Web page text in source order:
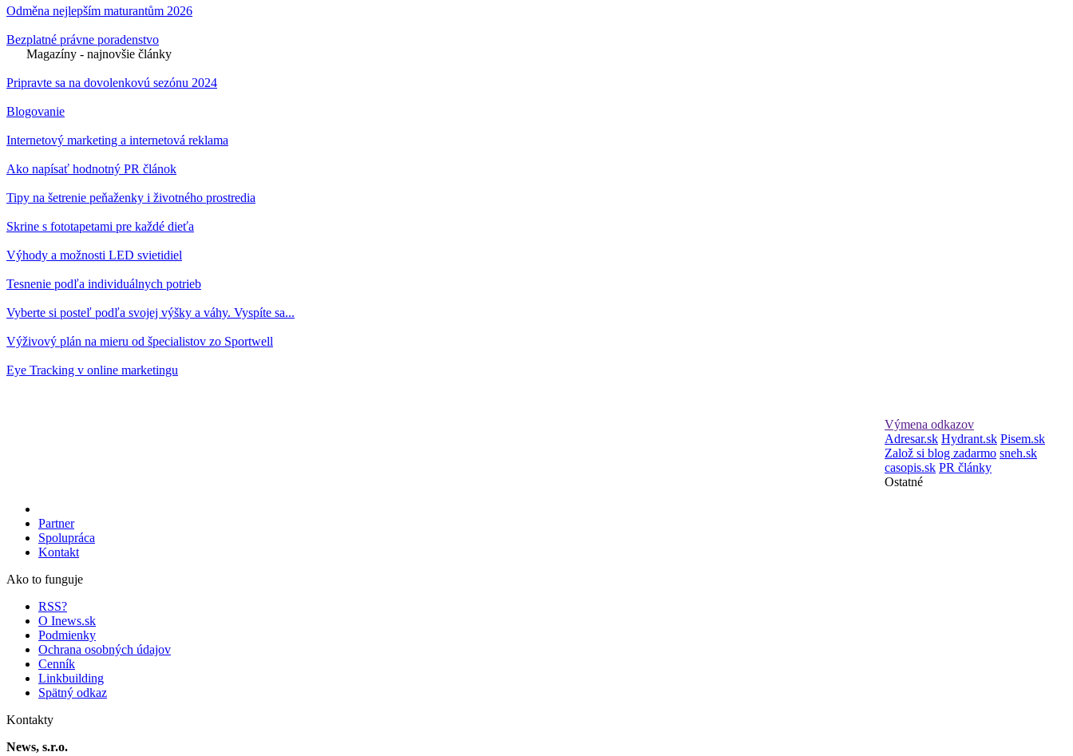
Odměna nejlepším maturantům 2026
Bezplatné právne poradenstvo
Magazíny - najnovšie články
Pripravte sa na dovolenkovú sezónu 2024
Blogovanie
Internetový marketing a internetová reklama
Ako napísať hodnotný PR článok
Tipy na šetrenie peňaženky i životného prostredia
Skrine s fototapetami pre každé dieťa
Výhody a možnosti LED svietidiel
Tesnenie podľa individuálnych potrieb
Vyberte si posteľ podľa svojej výšky a váhy. Vyspíte sa...
Výživový plán na mieru od špecialistov zo Sportwell
Eye Tracking v online marketingu
Výmena odkazov
Adresar.sk Hydrant.sk Pisem.sk
Založ si blog zadarmo sneh.sk
casopis.sk PR články
Ostatné
Partner
Spolupráca
Kontakt
Ako to funguje
RSS?
O Inews.sk
Podmienky
Ochrana osobných údajov
Cenník
Linkbuilding
Spätný odkaz
Kontakty
News, s.r.o.